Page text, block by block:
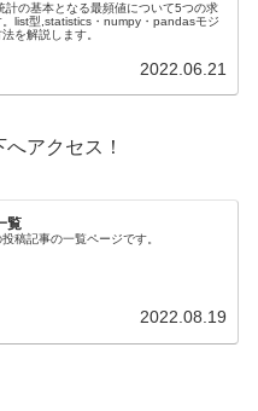
計の基本となる最頻値について5つの求
list型,statistics・numpy・pandasモジ
を解説します。
2022.06.21
アクセス！
覧
稿記事の一覧ページです。
2022.08.19